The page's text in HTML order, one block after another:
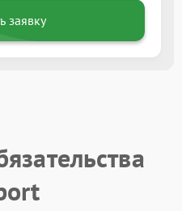
заявку